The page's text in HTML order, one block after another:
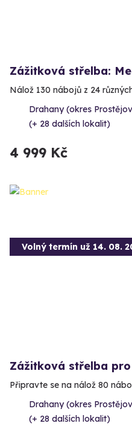
Zážitková střelba:
Nálož 130 nábojů z 24
Drahany (okres
(+ 28 dalších lokalit)
4 999 Kč
Volný termín už 14. 08.
Zážitková střelba
Připravte se na nálož 80
Drahany (okres
(+ 28 dalších lokalit)